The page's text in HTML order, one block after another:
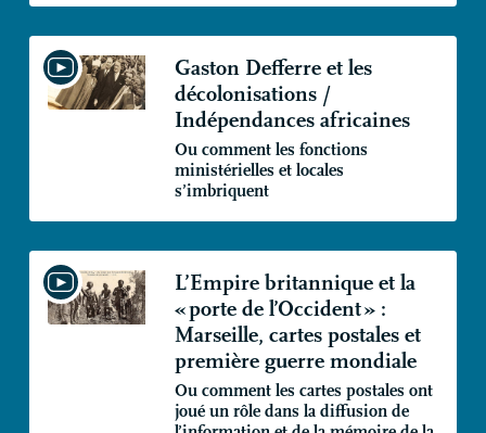
Gaston Defferre et les
décolonisations /
Indépendances africaines
Ou comment les fonctions
ministérielles et locales
s’imbriquent
L’Empire britannique et la
«porte de l’Occident» :
Marseille, cartes postales et
première guerre mondiale
Ou comment les cartes postales ont
joué un rôle dans la diffusion de